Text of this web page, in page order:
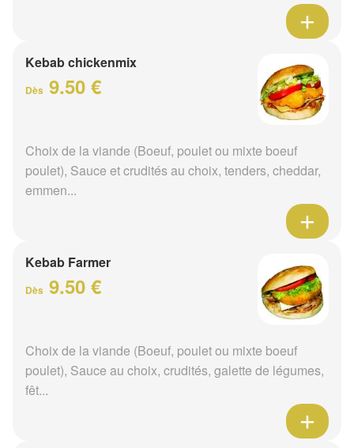
Kebab chickenmix
Dès 9.50 €
Choix de la viande (Boeuf, poulet ou mixte boeuf
poulet), Sauce et crudités au choix, tenders, cheddar,
emmen...
Kebab Farmer
Dès 9.50 €
Choix de la viande (Boeuf, poulet ou mixte boeuf
poulet), Sauce au choix, crudités, galette de légumes,
fêt...